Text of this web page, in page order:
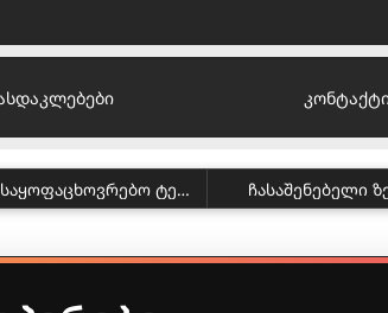
მსხვილი საყოფაცხოვრებო ტექნიკა ჩასაშენებელი